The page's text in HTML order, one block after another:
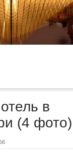
в
(4 фото)